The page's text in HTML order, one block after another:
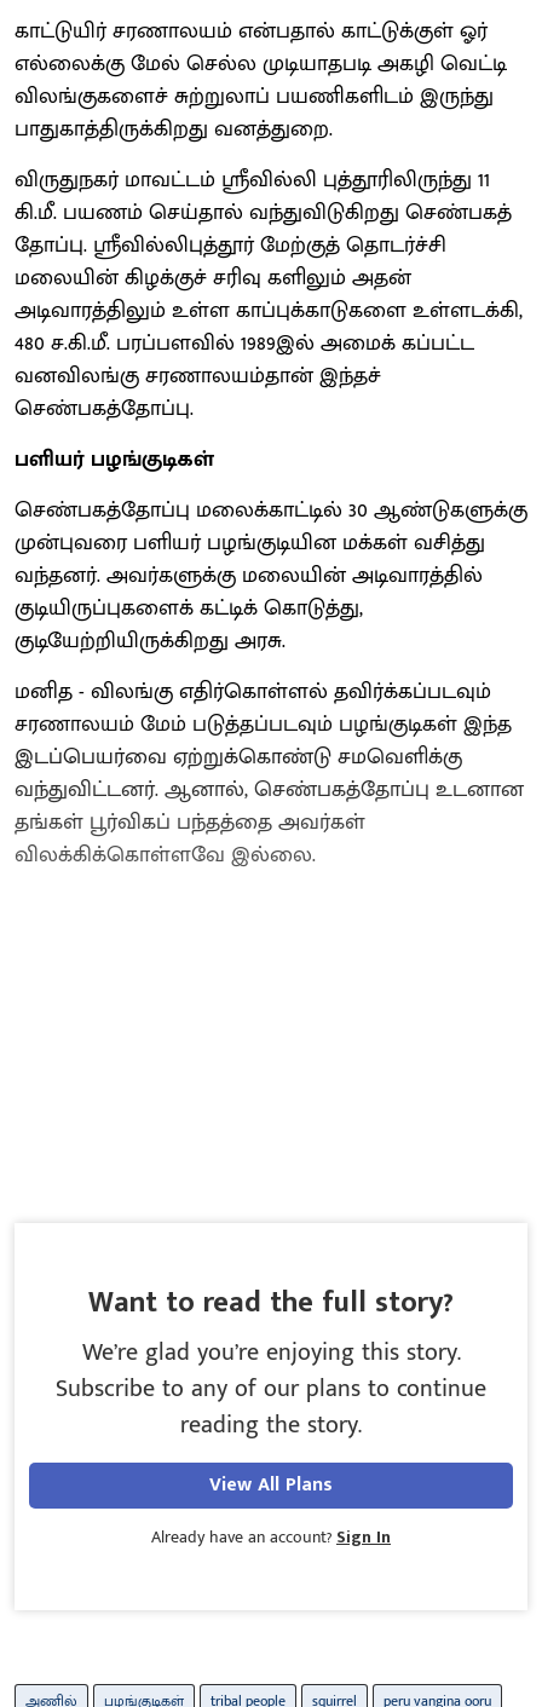
காட்டுயிர் சரணாலயம் என்பதால் காட்டுக்குள் ஓர்
எல்லைக்கு மேல் செல்ல முடியாதபடி அகழி வெட்டி
விலங்குகளைச் சுற்றுலாப் பயணிகளிடம் இருந்து
பாதுகாத்திருக்கிறது வனத்துறை.
விருதுநகர் மாவட்டம் ஸ்ரீவில்லி புத்தூரிலிருந்து 11
கி.மீ. பயணம் செய்தால் வந்துவிடுகிறது செண்பகத்
தோப்பு. ஸ்ரீவில்லிபுத்தூர் மேற்குத் தொடர்ச்சி
மலையின் கிழக்குச் சரிவு களிலும் அதன்
அடிவாரத்திலும் உள்ள காப்புக்காடுகளை உள்ளடக்கி,
480 ச.கி.மீ. பரப்பளவில் 1989இல் அமைக் கப்பட்ட
வனவிலங்கு சரணாலயம்தான் இந்தச்
செண்பகத்தோப்பு.
பளியர் பழங்குடிகள்
செண்பகத்தோப்பு மலைக்காட்டில் 30 ஆண்டுகளுக்கு
முன்புவரை பளியர் பழங்குடியின மக்கள் வசித்து
வந்தனர். அவர்களுக்கு மலையின் அடிவாரத்தில்
குடியிருப்புகளைக் கட்டிக் கொடுத்து,
குடியேற்றியிருக்கிறது அரசு.
மனித - விலங்கு எதிர்கொள்ளல் தவிர்க்கப்படவும்
சரணாலயம் மேம் படுத்தப்படவும் பழங்குடிகள் இந்த
இடப்பெயர்வை ஏற்றுக்கொண்டு சமவெளிக்கு
வந்துவிட்டனர். ஆனால், செண்பகத்தோப்பு உடனான
தங்கள் பூர்விகப் பந்தத்தை அவர்கள்
விலக்கிக்கொள்ளவே இல்லை.
Want to read the full story?
We’re glad you’re enjoying this story.
Subscribe to any of our plans to continue
reading the story.
View All Plans
Already have an account? Sign In
அணில் பழங்குடிகள் tribal people squirrel peru vangina ooru